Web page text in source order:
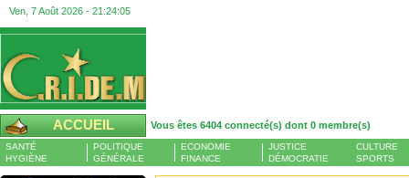
Ven, 7 Août 2026 - 21:24:06
ACCUEIL Vous êtes 6404 connecté(s) dont 0 membre(s)
SANTÉ
HYGIÈNE
POLITIQUE
GÉNÉRALE
ECONOMIE
FINANCE
JUSTICE
DÉMOCRATIE
CULTURE
SPORTS